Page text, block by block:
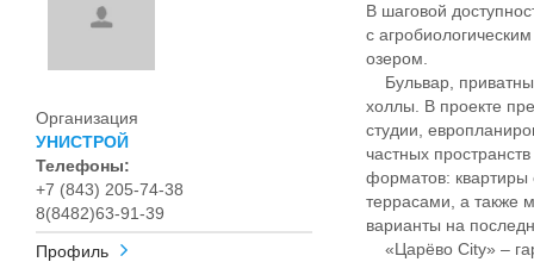
Организация
УНИСТРОЙ
Телефоны:
+7 (843) 205-74-38
8(8482)63-91-39
Профиль
В шаговой
с
озером.
Бульвар,
холлы. В проекте
студии,
частных
форматов:
террасами, а также
варианты на
«Царёво City» –